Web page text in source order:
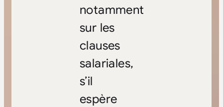
notamment
sur les
clauses
salariales,
s’il
espère